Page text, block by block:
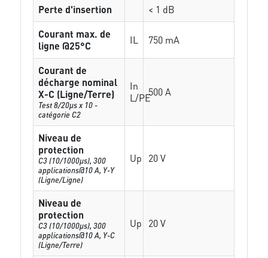
Perte d'insertion
< 1 dB
Courant max. de
ligne @25°C
IL 750 mA
Courant de
décharge nominal
X-C (Ligne/Terre)
Test 8/20µs x 10 -
catégorie C2
In
L/PE500 A
Niveau de
protection
C3 (10/1000μs), 300
applications@10 A, Y-Y
(Ligne/Ligne)
Up 20 V
Niveau de
protection
C3 (10/1000μs), 300
applications@10 A, Y-C
(Ligne/Terre)
Up 20 V